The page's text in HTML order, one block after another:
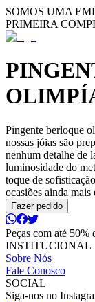
SOMOS UMA
PRIMEIRA
Pingente berloque
nossas jóias são
nenhum detalhe de
luminosidade do
toque de
ocasiões ainda mais
Fazer pedido
Peças com até 50%
INSTITUCIONAL
Sobre Nós
Fale Conosco
SOCIAL
Siga-nos no